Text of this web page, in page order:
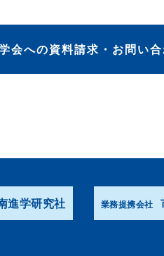
会への資料請求・お問い
進学研究社 業務提携会社